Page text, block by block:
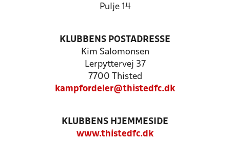
Pulje 14
KLUBBENS POSTADRESSE
Kim Salomonsen
Lerpyttervej 37
7700 Thisted
kampfordeler@thistedfc.dk
KLUBBENS HJEMMESIDE
www.thistedfc.dk